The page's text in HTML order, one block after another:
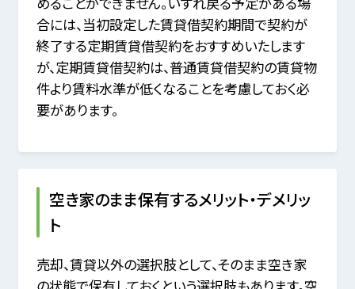
合には、当初設定した賃貸借契約期間で契約が
終了する定期賃貸借契約をおすすめいたします
が、定期賃貸借契約は、普通賃貸借契約の賃貸物
件より賃料水準が低くなることを考慮しておく必
要があります。
空き家のまま保有するメリット・デメリッ
ト
売却、賃貸以外の選択肢として、そのまま空き家